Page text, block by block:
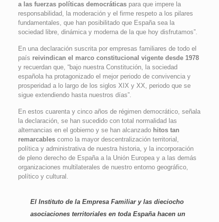
a las fuerzas políticas democráticaspara que impere la
responsabilidad, la moderación y el firme respeto a los pilares
fundamentales, que han posibilitado que España sea la
sociedad libre, dinámica y moderna de la que hoy disfrutamos”.
En una declaración suscrita por empresas familiares de todo el
país reivindican el marco constitucional vigente desde 1978
y recuerdan que, “bajo nuestra Constitución, la sociedad
española ha protagonizado el mejor periodo de convivencia y
prosperidad a lo largo de los siglos XIX y XX, periodo que se
sigue extendiendo hasta nuestros días”.
En estos cuarenta y cinco años de régimen democrático, señala
la declaración, se han sucedido con total normalidad las
alternancias en el gobierno y se han alcanzado hitos tan
remarcablescomo la mayor descentralización territorial,
política y administrativa de nuestra historia, y la incorporación
de pleno derecho de España a la Unión Europea y a las demás
organizaciones multilaterales de nuestro entorno geográfico,
político y cultural.
El Instituto de la Empresa Familiar y las dieciocho
asociaciones territoriales en toda España hacen un